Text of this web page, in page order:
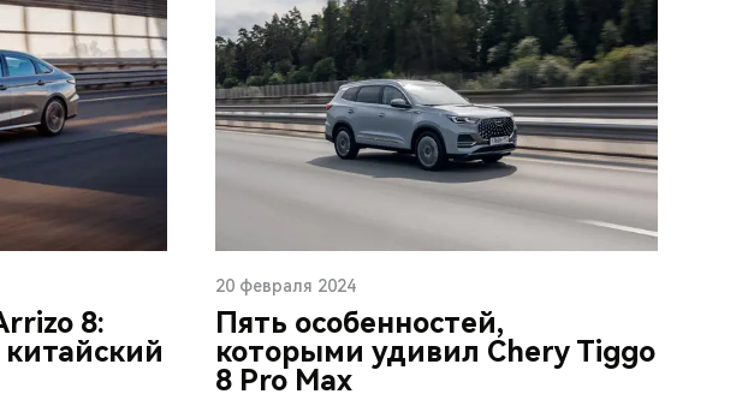
8:
20 февраля 2024
Пять особенностей,
которыми удивил Chery Tiggo
8 Pro Max